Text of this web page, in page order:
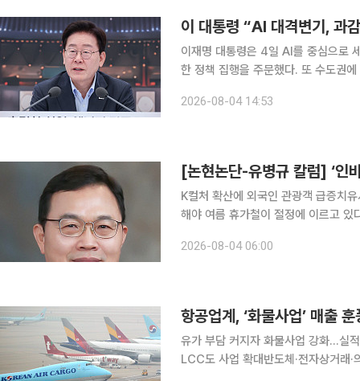
이재명 대통령은 4일 AI를 중심으로
한 정책 집행을 주문했다. 또 수도권
너지부·기상청·원자력안전위원회 업
2026-08-04 14:53
[논현논단-유병규 칼럼] ‘인
K컬처 확산에 외국인 관광객 급증치
해야 여름 휴가철이 절정에 이르고 있다. 해외 관광이 급증하는 시기다. 다행스럽게도 요즘에는 외
대를 기록했고, 상반기 누적으로 처
2026-08-04 06:00
항공업계, ‘화물사업’ 매출
유가 부담 커지자 화물사업 강화…실
LCC도 사업 확대반도체·전자상거래·의약품